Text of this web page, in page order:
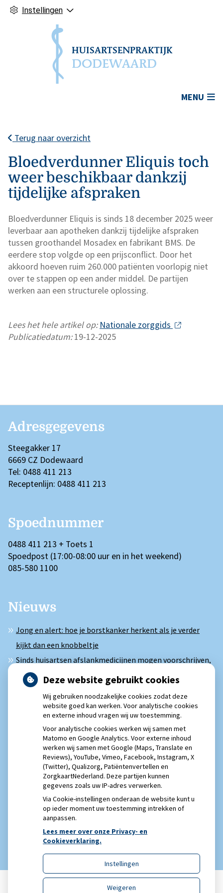
Instellingen
MENU
Terug naar overzicht
Bloedverdunner Eliquis toch
weer beschikbaar dankzij
tijdelijke afspraken
Bloedverdunner Eliquis is sinds 18 december 2025 weer
leverbaar aan apotheken dankzij tijdelijke afspraken
tussen groothandel Mosadex en fabrikant BMS. De
eerdere stop volgde op een prijsconflict. Door het
akkoord hoeven ruim 260.000 patiënten voorlopig niet
over te stappen op een ander middel. De partijen
werken aan een structurele oplossing.
Lees het hele artikel op: Nationale zorggids
Publicatiedatum:19-12-2025
Adresgegevens
Steegakker 17
6669 CZ Dodewaard
Tel: 0488 411 213
Receptenlijn: 0488 411 213
Spoednummer
0488 411 213 + Toets 1
Spoedpost (17:00-08:00 uur en in het weekend)
085-580 1100
Nieuws
Jong en alert: hoe je borstkanker herkent als je verder
kijkt dan een knobbeltje
Sinds huisartsen afslankmedicijnen mogen voorschrijven,
neemt gebruik toe
Eigen risico gaat onder toekomstig kabinet omhoog
Schurft sinds corona geen vergeten ziekte meer: aantal
uitbraken fors gestegen
Deze website gebruikt cookies
Wij gebruiken noodzakelijke cookies zodat deze
website goed kan werken. Voor analytische cookies
en externe inhoud vragen wij uw toestemming.
Voor analytische cookies werken wij samen met
Matomo en Google Analytics. Voor externe inhoud
werken wij samen met Google (Maps, Translate en
Reviews), YouTube, Vimeo, Facebook, Instagram, X
(Twitter), Qualizorg, Patiëntenvertellen en
ZorgkaartNederland. Deze partijen kunnen
gegevens zoals uw IP-adres verwerken.
Via Cookie-instellingen onderaan de website kunt u
op ieder moment uw toestemming intrekken of
aanpassen.
Lees meer over onze Privacy- en
Cookieverklaring.
Instellingen
Weigeren